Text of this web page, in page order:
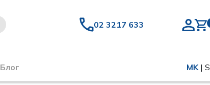
02 3217 633
Блог MK|